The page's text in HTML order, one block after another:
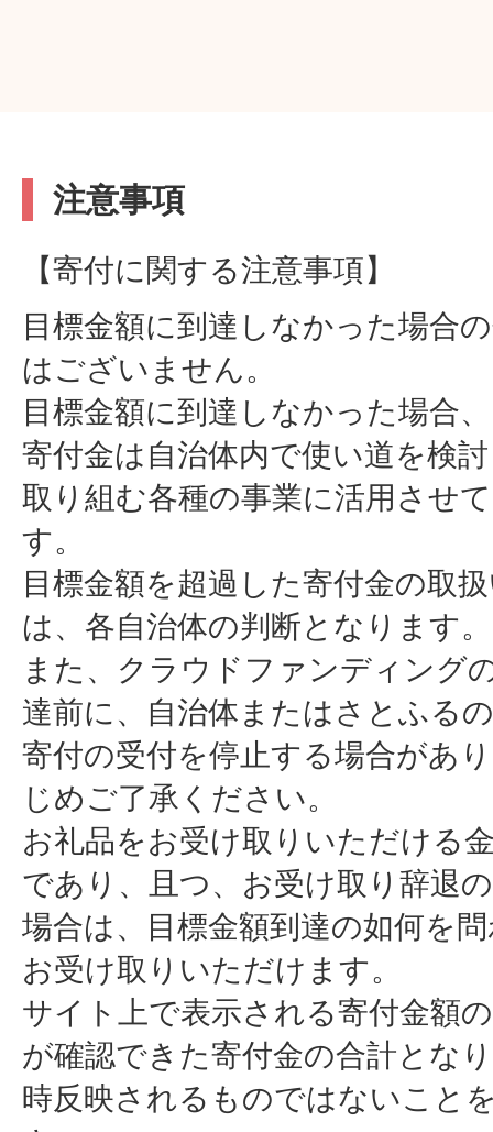
注意事項
【寄付に関する注意事項】
目標金額に到達しなかった場合
はございません。
目標金額に到達しなかった場合
寄付金は自治体内で使い道を検
取り組む各種の事業に活用させ
す。
目標金額を超過した寄付金の取
は、各自治体の判断となります。
また、クラウドファンディング
達前に、自治体またはさとふる
寄付の受付を停止する場合があ
じめご了承ください。
お礼品をお受け取りいただける
であり、且つ、お受け取り辞退
場合は、目標金額到達の如何を
お受け取りいただけます。
サイト上で表示される寄付金額
が確認できた寄付金の合計とな
時反映されるものではないこと